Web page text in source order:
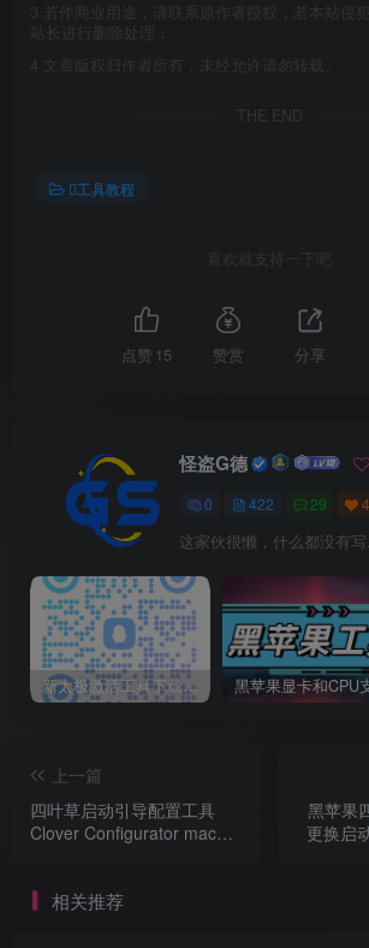
3 若作商业用途，请联系原作者授权，若本站侵
站长进行删除处理；
4 文章版权归作者所有，未经允许请勿转载。
THE END
工具教程
喜欢就支持一下吧
点赞 15 赞赏 分享
怪盗G德
0 422 29
这家伙很懒，什么都没有
新太极激活工具下载/教程/充值/开户(QQ交流群号749113977)
上一篇
四叶草启动引导配置工具
Clover Configurator macOS
黑苹果
更换启
相关推荐